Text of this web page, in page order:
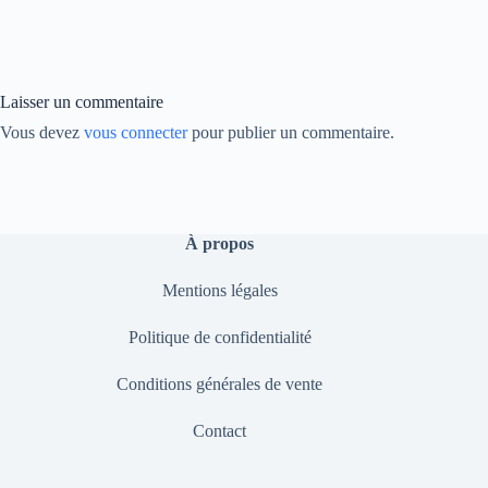
Laisser un commentaire
Vous devez vous connecterpour publier un commentaire.
À propos
Mentions légales
Politique de confidentialité
Conditions générales de vente
Contact